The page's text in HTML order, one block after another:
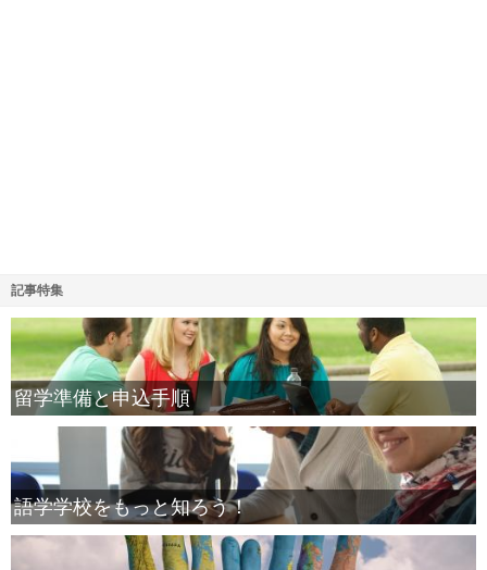
記事特集
留学準備と申込手順
語学学校をもっと知ろう！